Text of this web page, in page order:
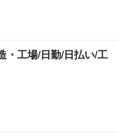
・工場/日勤/日払い/工